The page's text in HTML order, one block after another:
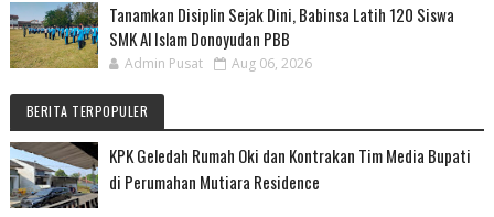
Tanamkan Disiplin Sejak Dini, Babinsa Latih 120 Siswa
SMK Al Islam Donoyudan PBB
Admin Pusat Aug 06, 2026
BERITA TERPOPULER
KPK Geledah Rumah Oki dan Kontrakan Tim Media Bupati
di Perumahan Mutiara Residence